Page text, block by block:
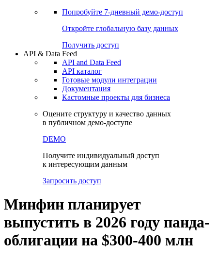
Попробуйте 7-дневный демо-доступ
Откройте глобальную базу данных
Получить доступ
API & Data Feed
API and Data Feed
API каталог
Готовые модули интеграции
Документация
Кастомные проекты для бизнеса
Оцените структуру и качество данных
в публичном демо-доступе
DEMO
Получите индивидуальный доступ
к интересующим данным
Запросить доступ
Минфин планирует
выпустить в 2026 году панда-
облигации на $300-400 млн